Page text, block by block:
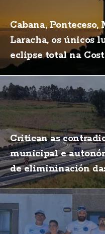
Cabana,
Laracha, os únicos
eclipse total na
Critican as
municipal e
de elimininación